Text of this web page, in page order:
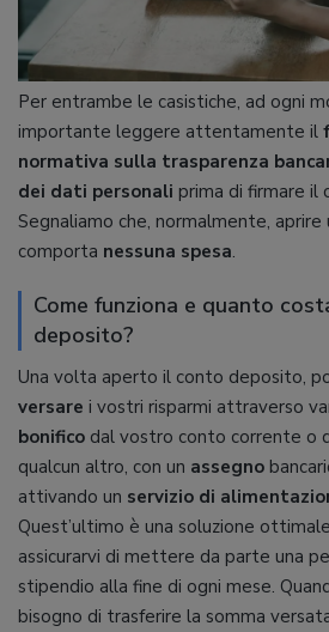
Per entrambe le casistiche, ad ogni
importante leggere attentamente il
normativa sulla trasparenza
dei dati personali prima di firmare
Segnaliamo che, normalmente,
comporta nessuna spesa.
Come funziona e quanto
deposito?
Una volta aperto il conto deposito,
versare i vostri risparmi attraverso
bonifico dal vostro conto corrente o
qualcun altro, con un assegno
attivando un servizio di
Quest’ultimo è una soluzione
assicurarvi di mettere da parte una
stipendio alla fine di ogni mese.
bisogno di trasferire la somma